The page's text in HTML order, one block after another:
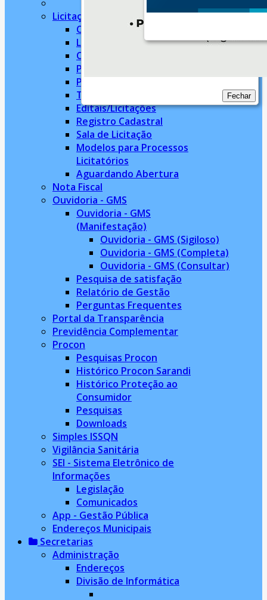
Licitações
Chamamento Público
Leilão
Concorrência
Pregão Presencial
Pregão Eletrônico
Tomada de Preço
Editais/Licitações
Registro Cadastral
Sala de Licitação
Modelos para Processos
Licitatórios
Aguardando Abertura
Nota Fiscal
Ouvidoria - GMS
Ouvidoria - GMS
(Manifestação)
Ouvidoria - GMS (Sigiloso)
Ouvidoria - GMS (Completa)
Ouvidoria - GMS (Consultar)
Pesquisa de satisfação
Relatório de Gestão
Perguntas Frequentes
Portal da Transparência
Previdência Complementar
Procon
Pesquisas Procon
Histórico Procon Sarandi
Histórico Proteção ao
Consumidor
Pesquisas
Downloads
Simples ISSQN
Vigilância Sanitária
SEI - Sistema Eletrônico de
Informações
Legislação
Comunicados
App - Gestão Pública
Endereços Municipais
Secretarias
Administração
Endereços
Divisão de Informática
Fechar